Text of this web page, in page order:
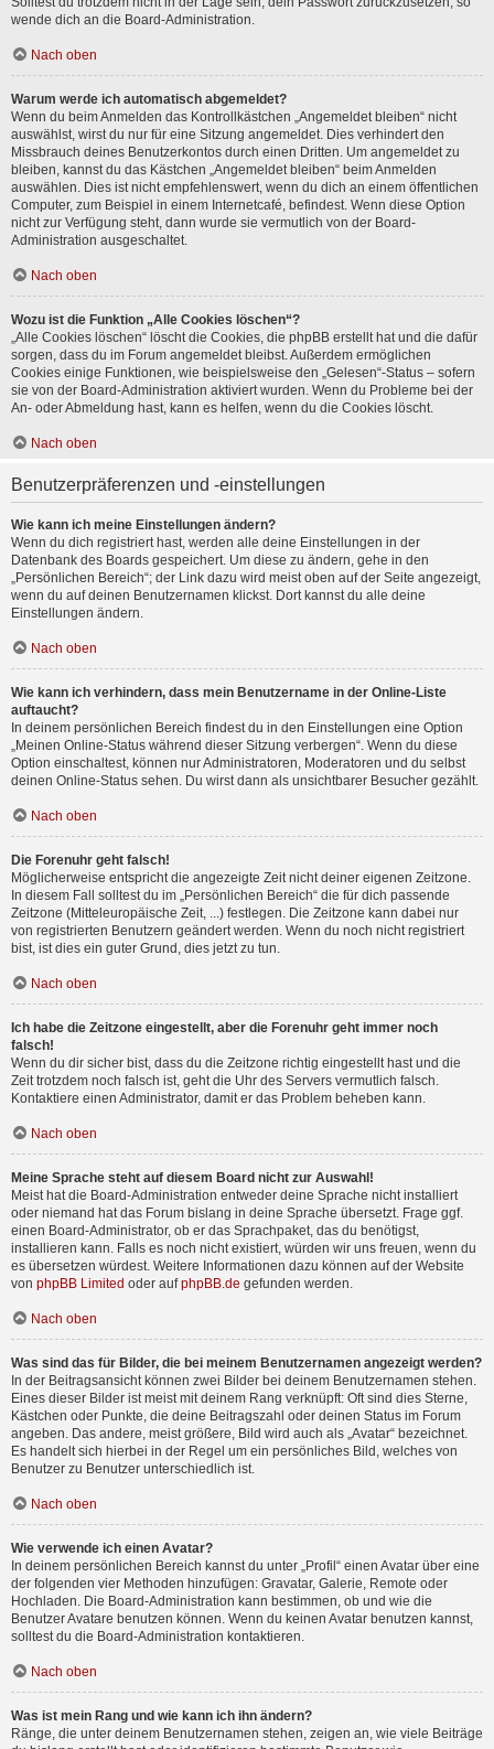
wende dich an die Board-Administration.
Nach oben
Warum werde ich automatisch abgemeldet?
Wenn du beim Anmelden das Kontrollkästchen „Angemeldet bleiben“ nicht
auswählst, wirst du nur für eine Sitzung angemeldet. Dies verhindert den
Missbrauch deines Benutzerkontos durch einen Dritten. Um angemeldet zu
bleiben, kannst du das Kästchen „Angemeldet bleiben“ beim Anmelden
auswählen. Dies ist nicht empfehlenswert, wenn du dich an einem öffentlichen
Computer, zum Beispiel in einem Internetcafé, befindest. Wenn diese Option
nicht zur Verfügung steht, dann wurde sie vermutlich von der Board-
Administration ausgeschaltet.
Nach oben
Wozu ist die Funktion „Alle Cookies löschen“?
„Alle Cookies löschen“ löscht die Cookies, die phpBB erstellt hat und die dafür
sorgen, dass du im Forum angemeldet bleibst. Außerdem ermöglichen
Cookies einige Funktionen, wie beispielsweise den „Gelesen“-Status – sofern
sie von der Board-Administration aktiviert wurden. Wenn du Probleme bei der
An- oder Abmeldung hast, kann es helfen, wenn du die Cookies löscht.
Nach oben
Benutzerpräferenzen und -einstellungen
Wie kann ich meine Einstellungen ändern?
Wenn du dich registriert hast, werden alle deine Einstellungen in der
Datenbank des Boards gespeichert. Um diese zu ändern, gehe in den
„Persönlichen Bereich“; der Link dazu wird meist oben auf der Seite angezeigt,
wenn du auf deinen Benutzernamen klickst. Dort kannst du alle deine
Einstellungen ändern.
Nach oben
Wie kann ich verhindern, dass mein Benutzername in der Online-Liste
auftaucht?
In deinem persönlichen Bereich findest du in den Einstellungen eine Option
„Meinen Online-Status während dieser Sitzung verbergen“. Wenn du diese
Option einschaltest, können nur Administratoren, Moderatoren und du selbst
deinen Online-Status sehen. Du wirst dann als unsichtbarer Besucher gezählt.
Nach oben
Die Forenuhr geht falsch!
Möglicherweise entspricht die angezeigte Zeit nicht deiner eigenen Zeitzone.
In diesem Fall solltest du im „Persönlichen Bereich“ die für dich passende
Zeitzone (Mitteleuropäische Zeit, ...) festlegen. Die Zeitzone kann dabei nur
von registrierten Benutzern geändert werden. Wenn du noch nicht registriert
bist, ist dies ein guter Grund, dies jetzt zu tun.
Nach oben
Ich habe die Zeitzone eingestellt, aber die Forenuhr geht immer noch
falsch!
Wenn du dir sicher bist, dass du die Zeitzone richtig eingestellt hast und die
Zeit trotzdem noch falsch ist, geht die Uhr des Servers vermutlich falsch.
Kontaktiere einen Administrator, damit er das Problem beheben kann.
Nach oben
Meine Sprache steht auf diesem Board nicht zur Auswahl!
Meist hat die Board-Administration entweder deine Sprache nicht installiert
oder niemand hat das Forum bislang in deine Sprache übersetzt. Frage ggf.
einen Board-Administrator, ob er das Sprachpaket, das du benötigst,
installieren kann. Falls es noch nicht existiert, würden wir uns freuen, wenn du
es übersetzen würdest. Weitere Informationen dazu können auf der Website
von phpBB Limited oder aufphpBB.de gefunden werden.
Nach oben
Was sind das für Bilder, die bei meinem Benutzernamen angezeigt werden?
In der Beitragsansicht können zwei Bilder bei deinem Benutzernamen stehen.
Eines dieser Bilder ist meist mit deinem Rang verknüpft: Oft sind dies Sterne,
Kästchen oder Punkte, die deine Beitragszahl oder deinen Status im Forum
angeben. Das andere, meist größere, Bild wird auch als „Avatar“ bezeichnet.
Es handelt sich hierbei in der Regel um ein persönliches Bild, welches von
Benutzer zu Benutzer unterschiedlich ist.
Nach oben
Wie verwende ich einen Avatar?
In deinem persönlichen Bereich kannst du unter „Profil“ einen Avatar über eine
der folgenden vier Methoden hinzufügen: Gravatar, Galerie, Remote oder
Hochladen. Die Board-Administration kann bestimmen, ob und wie die
Benutzer Avatare benutzen können. Wenn du keinen Avatar benutzen kannst,
solltest du die Board-Administration kontaktieren.
Nach oben
Was ist mein Rang und wie kann ich ihn ändern?
Ränge, die unter deinem Benutzernamen stehen, zeigen an, wie viele Beiträge